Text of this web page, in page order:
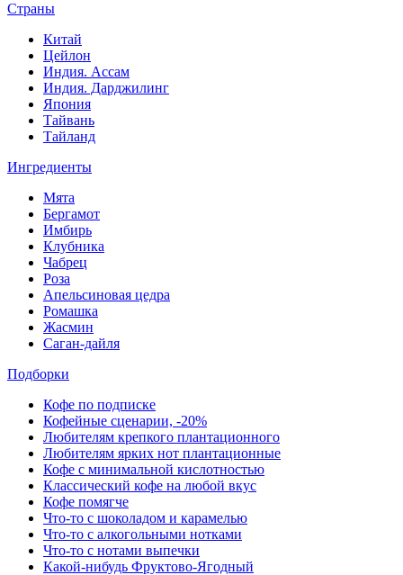
Страны
Китай
Цейлон
Индия. Ассам
Индия. Дарджилинг
Япония
Тайвань
Тайланд
Ингредиенты
Мята
Бергамот
Имбирь
Клубника
Чабрец
Роза
Апельсиновая цедра
Ромашка
Жасмин
Саган-дайля
Подборки
Кофе по подписке
Кофейные сценарии, -20%
Любителям крепкого плантационного
Любителям ярких нот плантационные
Кофе с минимальной кислотностью
Классический кофе на любой вкус
Кофе помягче
Что-то с шоколадом и карамелью
Что-то с алкогольными нотками
Что-то с нотами выпечки
Какой-нибудь Фруктово-Ягодный